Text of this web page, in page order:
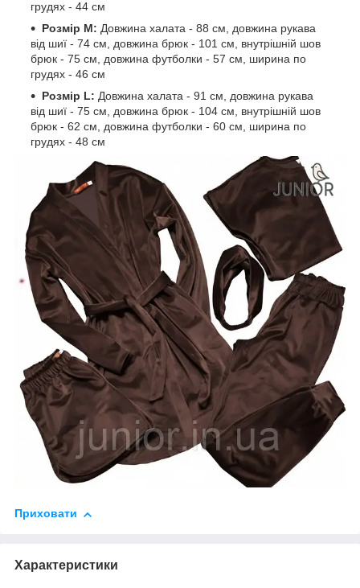
грудях - 44 см
Розмір M: Довжина халата - 88 см, довжина рукава
від шиї - 74 см, довжина брюк - 101 см, внутрішній шов
брюк - 75 см, довжина футболки - 57 см, ширина по
грудях - 46 см
Розмір L: Довжина халата - 91 см, довжина рукава
від шиї - 75 см, довжина брюк - 104 см, внутрішній шов
брюк - 62 см, довжина футболки - 60 см, ширина по
грудях - 48 см
Приховати
Характеристики